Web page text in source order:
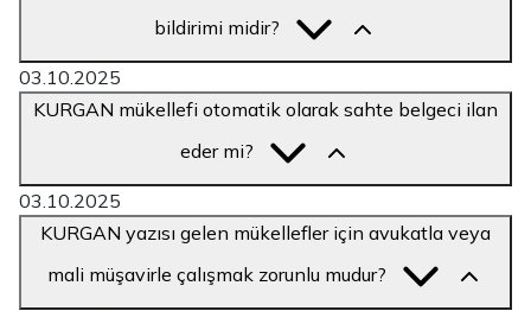
bildirimi midir?
03.10.2025
KURGAN mükellefi otomatik olarak sahte belgeci ilan
eder mi?
03.10.2025
KURGAN yazısı gelen mükellefler için avukatla veya
mali müşavirle çalışmak zorunlu mudur?